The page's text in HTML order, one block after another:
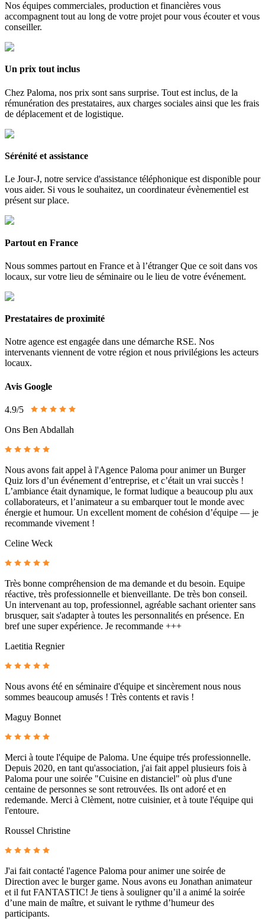
Nos équipes commerciales, production et financières vous
accompagnent tout au long de votre projet pour vous écouter et vous
conseiller.
Un prix tout inclus
Chez Paloma, nos prix sont sans surprise. Tout est inclus, de la
rémunération des prestataires, aux charges sociales ainsi que les frais
de déplacement et de logistique.
Sérénité et assistance
Le Jour-J, notre service d'assistance téléphonique est disponible pour
vous aider. Si vous le souhaitez, un coordinateur évènementiel est
présent sur place.
Partout en France
Nous sommes partout en France et à l’étranger Que ce soit dans vos
locaux, sur votre lieu de séminaire ou le lieu de votre événement.
Prestataires de proximité
Notre agence est engagée dans une démarche RSE. Nos
intervenants viennent de votre région et nous privilégions les acteurs
locaux.
Avis Google
4.9/5
Ons Ben Abdallah
Nous avons fait appel à l'Agence Paloma pour animer un Burger
Quiz lors d’un événement d’entreprise, et c’était un vrai succès !
L’ambiance était dynamique, le format ludique a beaucoup plu aux
collaborateurs, et l’animateur a su embarquer tout le monde avec
énergie et humour. Un excellent moment de cohésion d’équipe — je
recommande vivement !
Celine Weck
Très bonne compréhension de ma demande et du besoin. Equipe
réactive, très professionnelle et bienveillante. De très bon conseil.
Un intervenant au top, professionnel, agréable sachant orienter sans
brusquer, sait s'adapter à toutes les personnalités en présence. En
bref une super expérience. Je recommande +++
Laetitia Regnier
Nous avons été en séminaire d'équipe et sincèrement nous nous
sommes beaucoup amusés ! Très contents et ravis !
Maguy Bonnet
Merci à toute l'équipe de Paloma. Une équipe trés professionnelle.
Depuis 2020, en tant qu'association, j'ai fait appel plusieurs fois à
Paloma pour une soirée "Cuisine en distanciel" où plus d'une
centaine de personnes se sont retrouvées. Ils ont adoré et en
redemande. Merci à Clèment, notre cuisinier, et à toute l'équipe qui
l'entoure.
Roussel Christine
J'ai fait contacté l'agence Paloma pour animer une soirée de
Direction avec le burger game. Nous avons eu Jonathan animateur
et il fut FANTASTIC! Je tiens à souligner qu’il a animé la soirée
d’une main de maître, et suivant le rythme d’humeur des
participants.